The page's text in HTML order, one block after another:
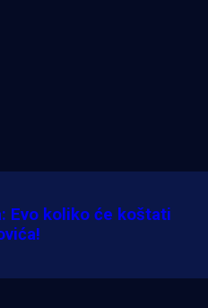
Evo koliko će koštati